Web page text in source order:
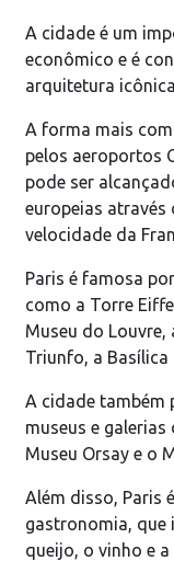
A cidade é um
econômico e é
arquitetura
A forma mais
pelos aeroportos
pode ser
europeias através
velocidade da
Paris é famosa
como a Torre
Museu do Louvre,
Triunfo, a
A cidade também
museus e
Museu Orsay e o
Além disso, Paris
gastronomia, que
queijo, o vinho e